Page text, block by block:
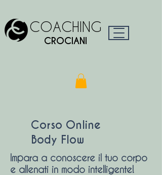
COACHING
CROCIANI
Corso Online
Body Flow
Impara a conoscere il tuo corpo
e allenati in modo intelligente!